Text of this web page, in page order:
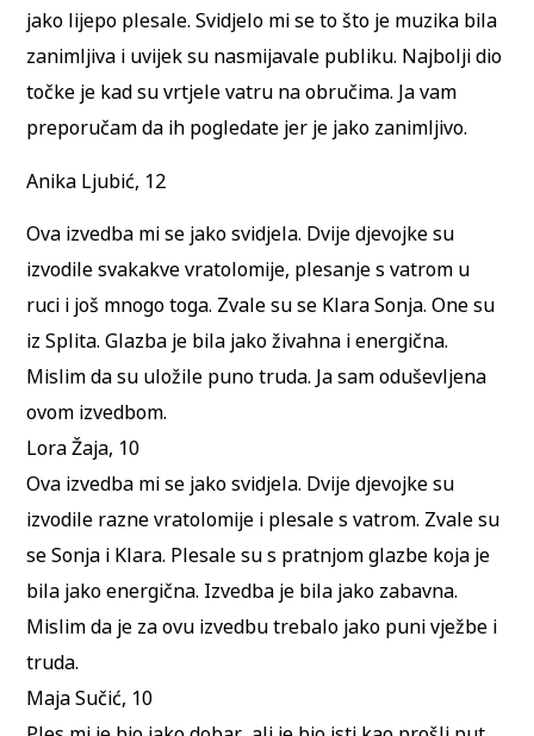
jako lijepo plesale. Svidjelo mi se to što je muzika bila
zanimljiva i uvijek su nasmijavale publiku. Najbolji dio
točke je kad su vrtjele vatru na obručima. Ja vam
preporučam da ih pogledate jer je jako zanimljivo.
Anika Ljubić, 12
Ova izvedba mi se jako svidjela. Dvije djevojke su
izvodile svakakve vratolomije, plesanje s vatrom u
ruci i još mnogo toga. Zvale su se Klara Sonja. One su
iz Splita. Glazba je bila jako živahna i energična.
Mislim da su uložile puno truda. Ja sam oduševljena
ovom izvedbom.
Lora Žaja, 10
Ova izvedba mi se jako svidjela. Dvije djevojke su
izvodile razne vratolomije i plesale s vatrom. Zvale su
se Sonja i Klara. Plesale su s pratnjom glazbe koja je
bila jako energična. Izvedba je bila jako zabavna.
Mislim da je za ovu izvedbu trebalo jako puni vježbe i
truda.
Maja Sučić, 10